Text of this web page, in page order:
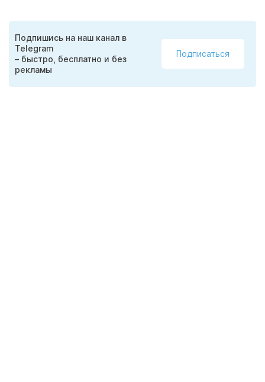
Подпишись на наш канал в
Telegram
– быстро, бесплатно и без
рекламы
Подписаться